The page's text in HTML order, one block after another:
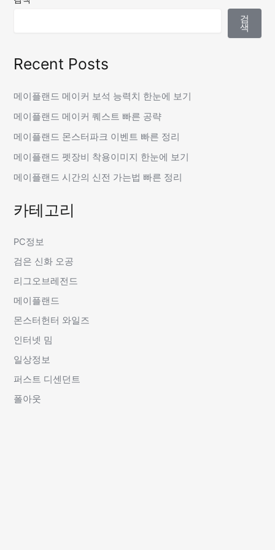
검
색
Recent Posts
메이플랜드 메이커 보석 능력치 한눈에 보기
메이플랜드 메이커 퀘스트 빠른 공략
메이플랜드 몬스터파크 이벤트 빠른 정리
메이플랜드 펫장비 착용이미지 한눈에 보기
메이플랜드 시간의 신전 가는법 빠른 정리
카테고리
PC정보
검은 신화 오공
리그오브레전드
메이플랜드
몬스터헌터 와일즈
인터넷 밈
일상정보
퍼스트 디센던트
폴아웃